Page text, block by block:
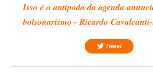
Isso é o antípoda da agenda
bolsonarismo - Ricardo
Tweet